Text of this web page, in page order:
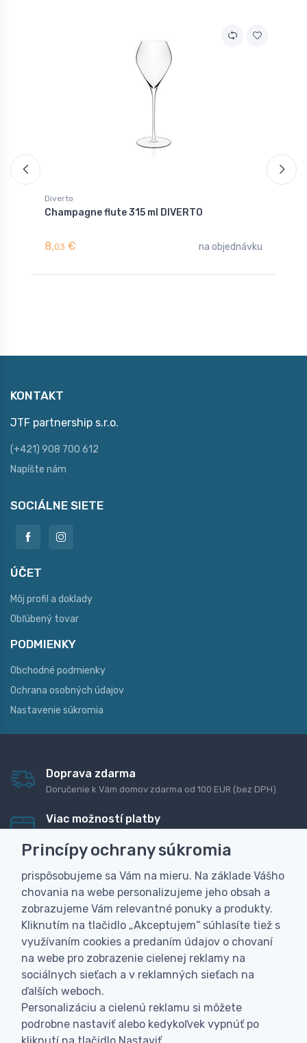
Diverto
Champagne flute 315 ml DIVERTO
8,03 € na objednávku
KONTAKT
JTF partnership s.r.o.
(+421) 908 700 612
Napíšte nám
SOCIÁLNE SIETE
ÚČET
Môj profil a doklady
Obľúbený tovar
PODMIENKY
Obchodné podmienky
Ochrana osobných údajov
Nastavenie súkromia
Doprava zdarma
Doručenie k Vám domov zdarma od 100 EUR (bez DPH)
Viac možností platby
dobierku
Personalizácia
Vyrobíme Vám vlastný originálny darček
Skúsenosť
Široký sortiment, z ktorého Vám pomôžeme vybrať
Princípy ochrany súkromia
prispôsobujeme sa Vám na mieru. Na základe Vášho
chovania na webe personalizujeme jeho obsah a
zobrazujeme Vám relevantné ponuky a produkty.
Kliknutím na tlačidlo „Akceptujem“ súhlasíte tiež s
využívaním cookies a predaním údajov o chovaní
na webe pro zobrazenie cielenej reklamy na
sociálnych sieťach a v reklamných sieťach na
ďalších weboch.
Personalizáciu a cielenú reklamu si môžete
podrobne nastaviť alebo kedykoľvek vypnúť po